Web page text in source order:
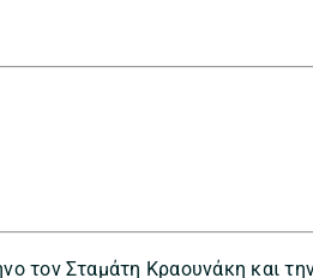
τον Σταμάτη Κραουνάκη και